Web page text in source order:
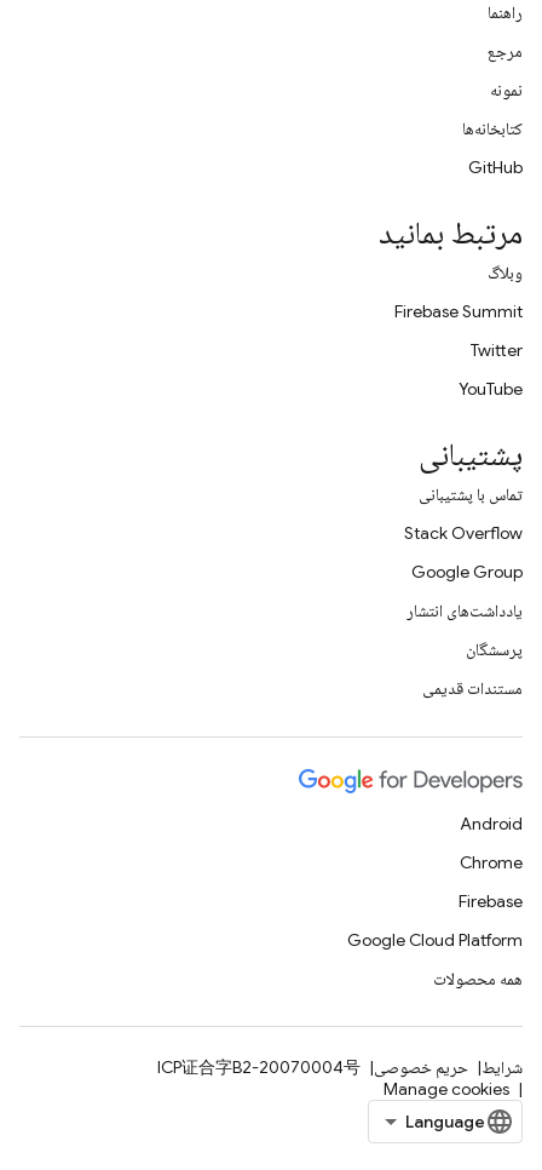
راهنما
مرجع
نمونه
کتابخانه‌ها
GitHub
مرتبط بمانید
وبلاگ
Firebase Summit
Twitter
YouTube
پشتیبانی
تماس با پشتیبانی
Stack Overflow
Google Group
یادداشت‌های انتشار
پرسشگان
مستندات قدیمی
Android
Chrome
Firebase
Google Cloud Platform
همه محصولات
شرایط حریم خصوصی
ICP证合字B2-20070004号
Manage cookies